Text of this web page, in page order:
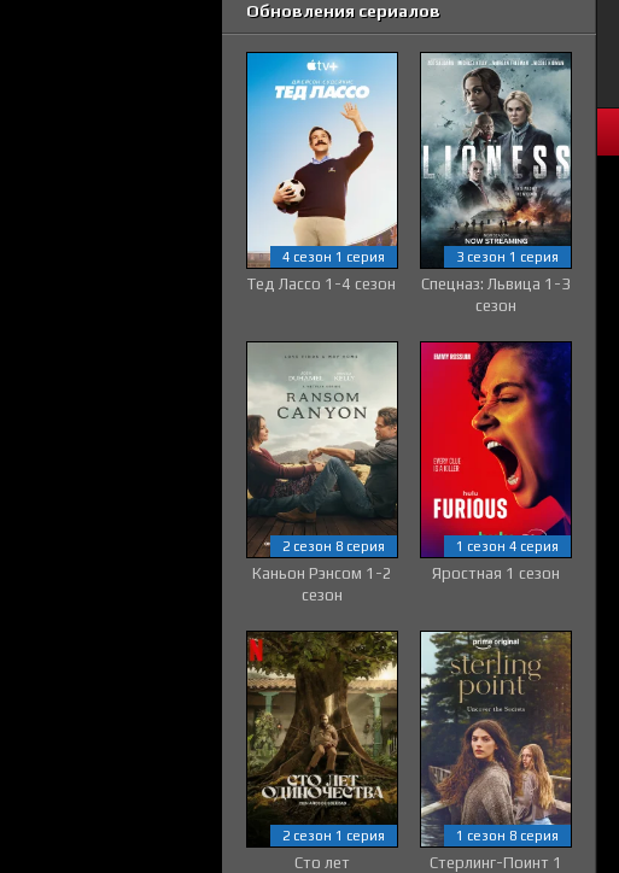
Обновления сериалов
Тед Лассо 1-4 сезон
4 сезон 1 серия
Спецназ: Львица 1-3
сезон
3 сезон 1 серия
Каньон Рэнсом 1-2
сезон
2 сезон 8 серия
Яростная 1 сезон
1 сезон 4 серия
Сто лет
2 сезон 1 серия
Стерлинг-Поинт 1
1 сезон 8 серия